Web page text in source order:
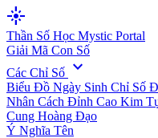
flare
Thần Số Học Mystic Portal
Giải Mã Con Số
Các Chỉ Số expand_more
Biểu Đồ Ngày Sinh Chỉ Số
Nhân Cách Đỉnh Cao Kim
Cung Hoàng Đạo
Ý Nghĩa Tên